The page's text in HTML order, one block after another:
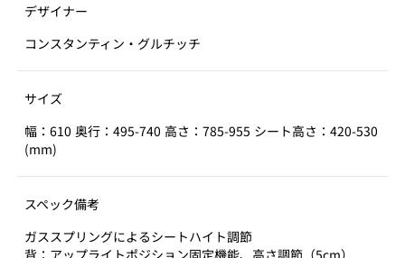
デザイナー
コンスタンティン・グルチッチ
サイズ
幅：610 奥行：495-740 高さ：785-955 シート高さ：420-530
(mm)
スペック備考
ガススプリングによるシートハイト調節
背：アップライトポジション固定機能、高さ調節（5cm）